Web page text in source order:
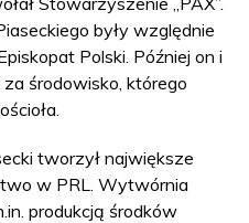
były względnie
Polski. Później on i
środowisko, którego
tworzył największe
w PRL. Wytwórnia
produkcją środków